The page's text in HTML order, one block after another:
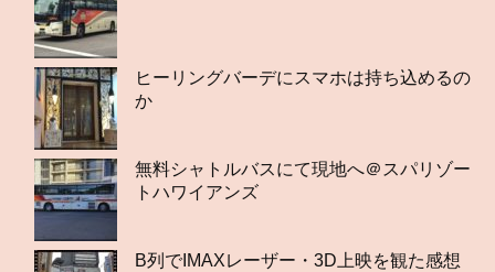
ヒーリングバーデにスマホは持ち込めるの
か
無料シャトルバスにて現地へ＠スパリゾー
トハワイアンズ
B列でIMAXレーザー・3D上映を観た感想